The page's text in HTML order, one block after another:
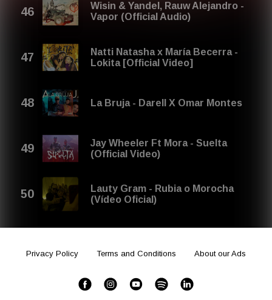
Wisin & Yandel, Rauw Alejandro -
Vapor (Official Audio)
Natti Natasha x María Becerra -
Lokita [Official Video]
La Bruja - Darell X Omar Montes
Jay Wheeler Ft Mora - Suelta
(Official Video)
Lauty Gram - Rubia o Morocha
(Vídeo Oficial)
Privacy Policy Terms and Conditions About our Ads